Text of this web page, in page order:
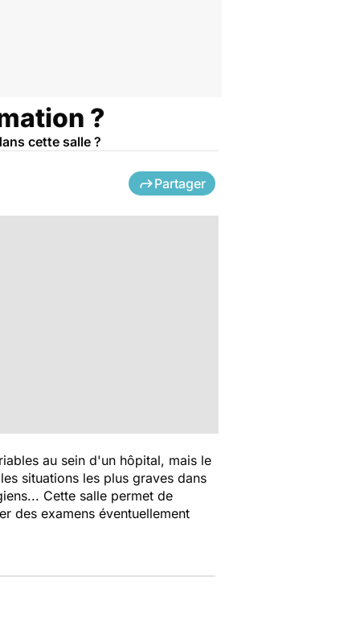
?
cette salle ?
Partager
au sein d'un hôpital, mais le
situations les plus graves dans
Cette salle permet de
des examens éventuellement